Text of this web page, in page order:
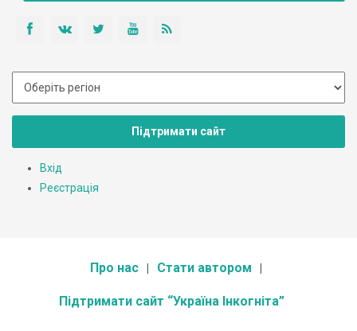
Підтримати сайт
Вхід
Реєстрація
Про нас Стати автором
Підтримати сайт “Україна Інкогніта”